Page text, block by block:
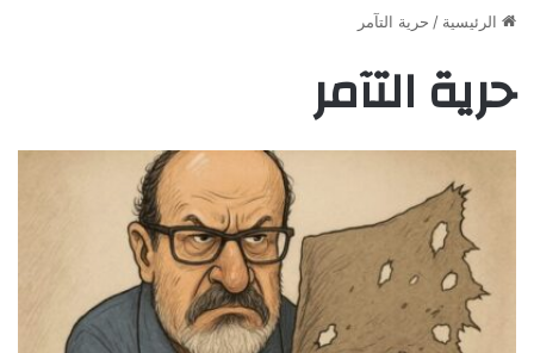
الرئيسية / حرية التآمر
حرية التآمر